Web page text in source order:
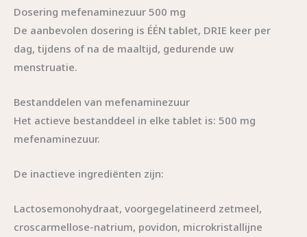
Dosering mefenaminezuur 500 mg
De aanbevolen dosering is ÉÉN tablet, DRIE keer per
dag, tijdens of na de maaltijd, gedurende uw
menstruatie.
Bestanddelen van mefenaminezuur
Het actieve bestanddeel in elke tablet is: 500 mg
mefenaminezuur.
De inactieve ingrediënten zijn:
Lactosemonohydraat, voorgegelatineerd zetmeel,
croscarmellose-natrium, povidon, microkristallijne